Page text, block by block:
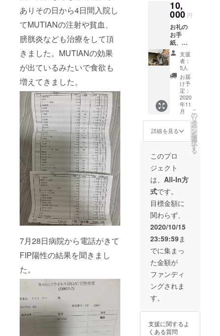
ありその日から4日間入院し
てMUTIANの注射や貧血、
膀胱炎なども治療をして頂
きました。MUTIANの効果
が出ているみたいで食欲も
増えてきました。
7月28日病院から電話がきて
FIP陽性の結果を聞きまし
た。
10,
000 円
お礼の
お手
紙、活
動報
告、ポ
スト
カー
ド、マ
グカッ
プを送
らせて
頂きま
す。
支援
者：
5人
お届
け予
定：
2020
年11
月
詳細を見る
こ
の
リ
タ
ー
ン
を
選
択
す
る
このプロ
ジェクト
は、 All-In方
式です。
目標金額に
関わらず、
2020/10/15
23:59:59ま
でに集まっ
た金額が
ファンディ
ングされま
す。
支援に関するよ
くある質問